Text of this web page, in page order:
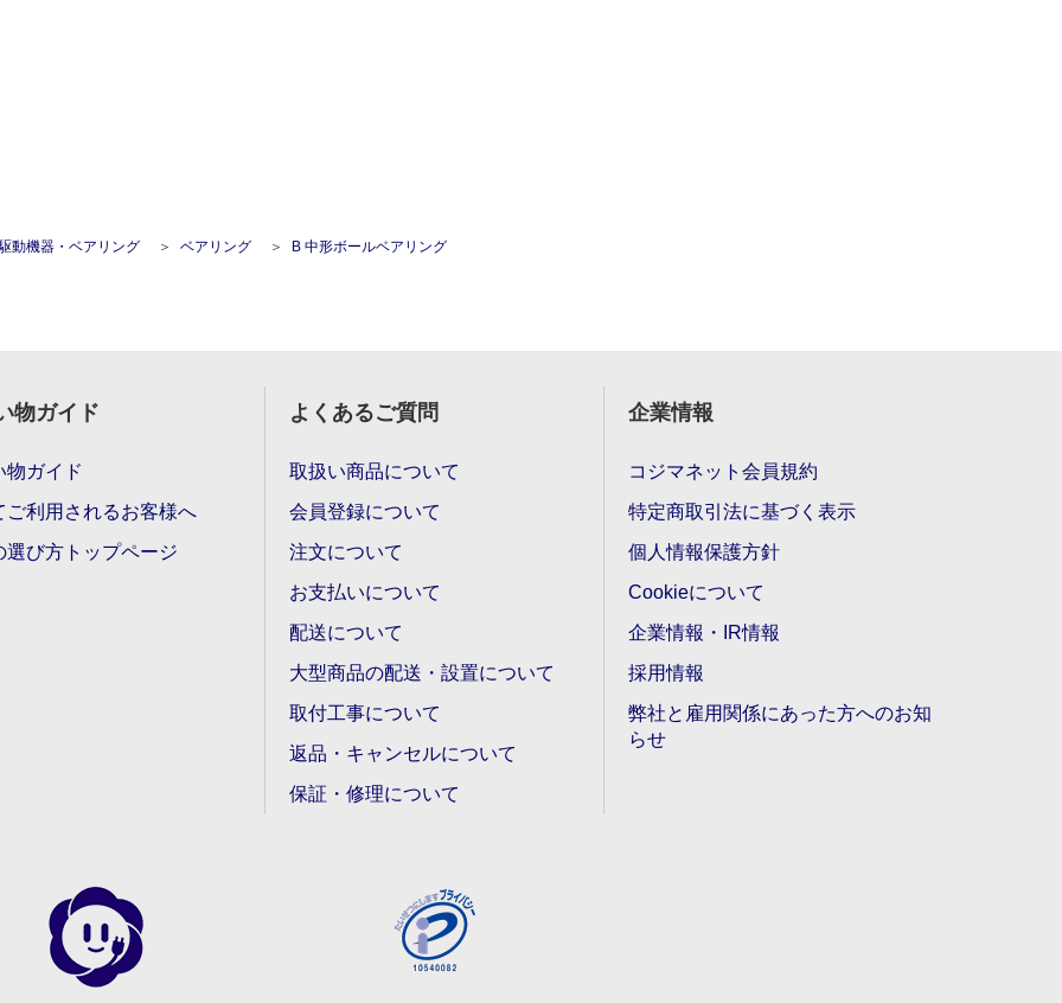
動機器・ベアリング ベアリング B 中形ボールベアリング
物ガイド
物ガイド
ご利用されるお客様へ
選び方トップページ
よくあるご質問
取扱い商品について
会員登録について
注文について
お支払いについて
配送について
大型商品の配送・設置について
取付工事について
返品・キャンセルについて
保証・修理について
企業情報
コジマネット会員規約
特定商取引法に基づく表示
個人情報保護方針
Cookieについて
企業情報・IR情報
採用情報
弊社と雇用関係にあった方へのお知
らせ